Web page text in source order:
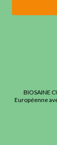
BIOSAINE
Européenne